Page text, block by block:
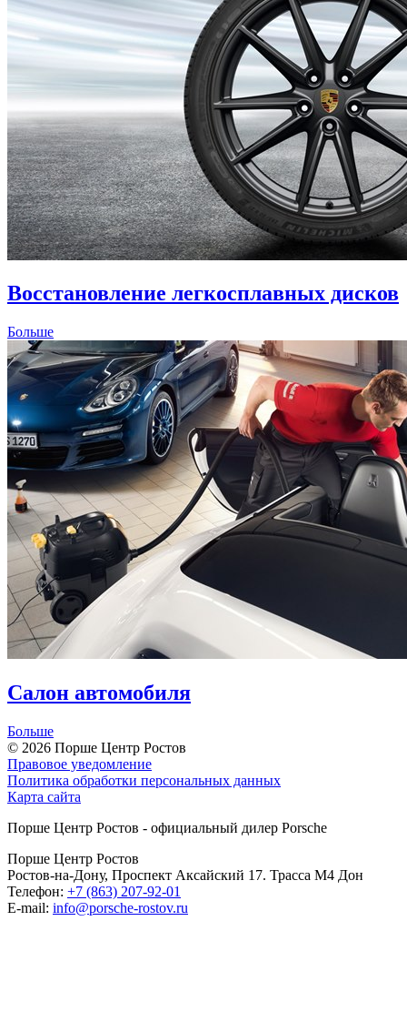
Восстановление легкосплавных дисков
Больше
Салон автомобиля
Больше
© 2026 Порше Центр Ростов
Правовое уведомление
Политика обработки персональных данных
Карта сайта
Порше Центр Ростов - официальный дилер Porsche
Порше Центр Ростов
Ростов-на-Дону, Проспект Аксайский 17. Трасса М4 Дон
Телефон: +7 (863) 207-92-01
E-mail: info@porsche-rostov.ru